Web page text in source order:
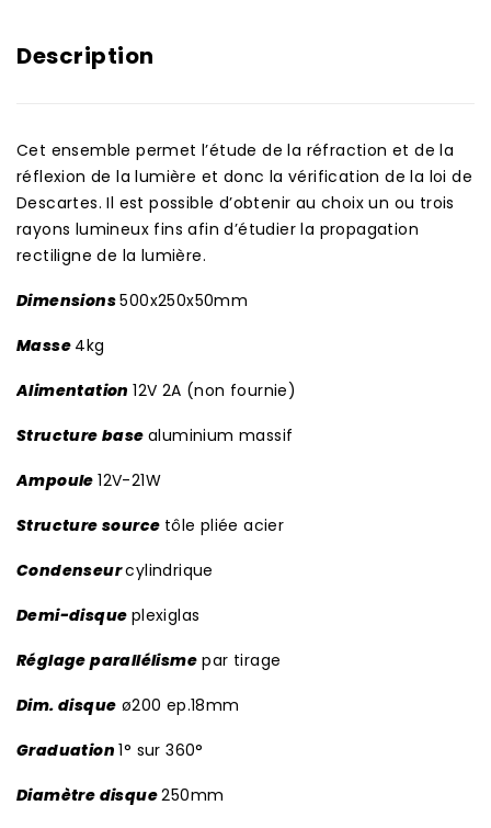
Description
Cet ensemble permet l’étude de la réfraction et de la
réflexion de la lumière et donc la vérification de la loi de
Descartes. Il est possible d’obtenir au choix un ou trois
rayons lumineux fins afin d’étudier la propagation
rectiligne de la lumière.
Dimensions500x250x50mm
Masse 4kg
Alimentation12V 2A (non fournie)
Structure base aluminium massif
Ampoule12V-21W
Structure source tôle pliée acier
Condenseurcylindrique
Demi-disque plexiglas
Réglage parallélisme par tirage
Dim. disque ø200 ep.18mm
Graduation1° sur 360°
Diamètre disque250mm